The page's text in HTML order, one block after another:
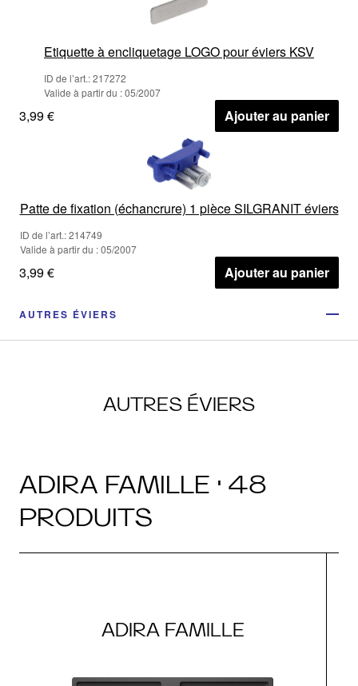
Etiquette à encliquetage LOGO pour éviers KSV
ID de l’art.: 217272
Valide à partir du : 05/2007
3,99 € Ajouter au panier
Patte de fixation (échancrure) 1 pièce SILGRANIT éviers
ID de l’art.: 214749
Valide à partir du : 05/2007
3,99 € Ajouter au panier
AUTRES ÉVIERS
AUTRES ÉVIERS
ADIRA FAMILLE · 48
PRODUITS
ADIRA FAMILLE